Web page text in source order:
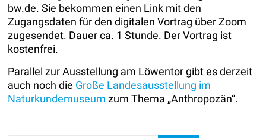
bw.de. Sie bekommen einen Link mit den
Zugangsdaten für den digitalen Vortrag über Zoom
zugesendet. Dauer ca. 1 Stunde. Der Vortrag ist
kostenfrei.
Parallel zur Ausstellung am Löwentor gibt es derzeit
auch noch die Große Landesausstellung im
Naturkundemuseum zum Thema „Anthropozän“.